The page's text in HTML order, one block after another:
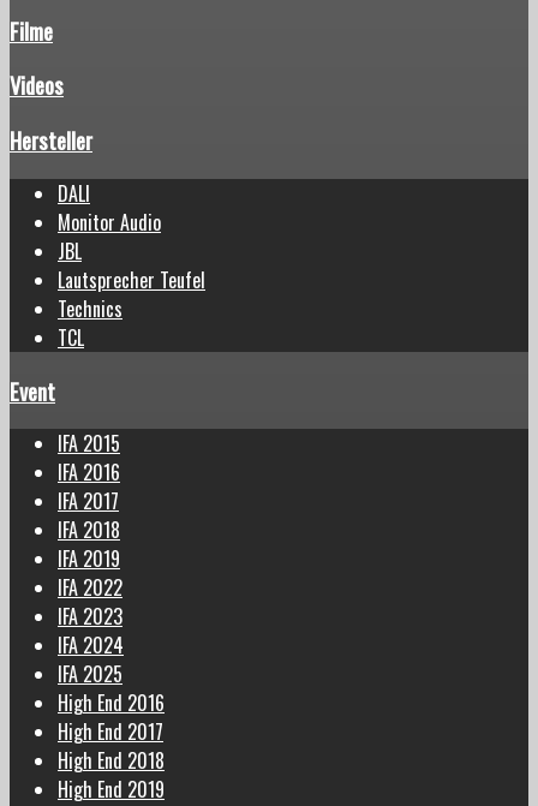
Filme
Videos
Hersteller
DALI
Monitor Audio
JBL
Lautsprecher Teufel
Technics
TCL
Event
IFA 2015
IFA 2016
IFA 2017
IFA 2018
IFA 2019
IFA 2022
IFA 2023
IFA 2024
IFA 2025
High End 2016
High End 2017
High End 2018
High End 2019